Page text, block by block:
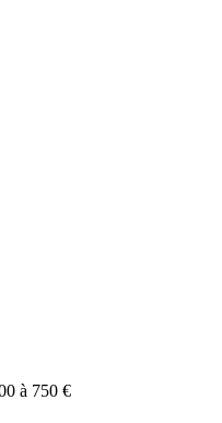
à 750 €